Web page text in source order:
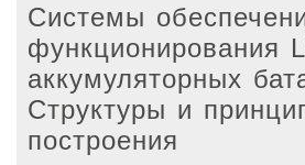
Системы
функционирования
аккумуляторных
Структуры и
построения